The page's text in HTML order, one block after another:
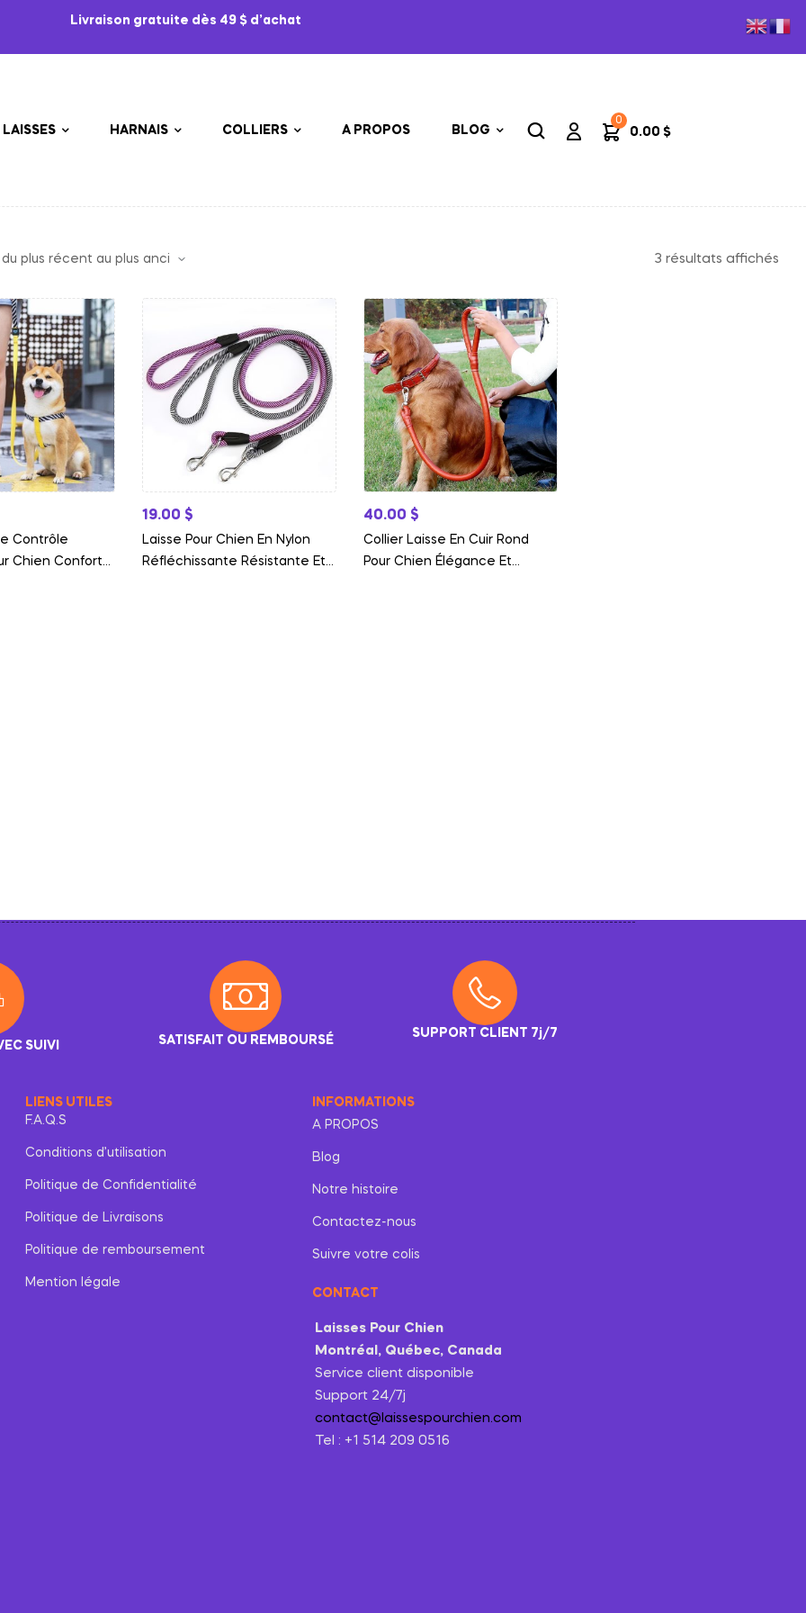
Livraison gratuite dès 49 $ d’achat
LAISSES HARNAIS COLLIERS A PROPOS BLOG
0
0.00$
3 résultats affichés
Contrôle
Chien Confort
19.00 $
Laisse Pour Chien En Nylon
Réfléchissante Résistante Et
40.00 $
Collier Laisse En Cuir Rond
Pour Chien Élégance Et
SUIVI SATISFAIT OU REMBOURSÉ
SUPPORT CLIENT 7j/7
LIENS UTILES
F.A.Q.S
Conditions d’utilisation
Politique de Confidentialité
Politique de Livraisons
Politique de remboursement
Mention légale
INFORMATIONS
A PROPOS
Blog
Notre histoire
Contactez-nous
Suivre votre colis
CONTACT
Laisses Pour Chien
Montréal, Québec, Canada
Service client disponible
Support 24/7j
contact@laissespourchien.com
Tel : +1 514 209 0516